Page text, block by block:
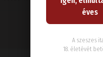
éves
A szeszes
18. életévét